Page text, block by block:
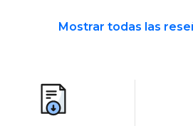
Mostrar todas las